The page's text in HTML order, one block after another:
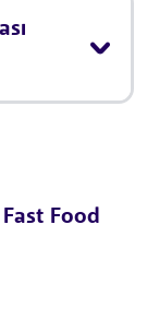
Fast Food